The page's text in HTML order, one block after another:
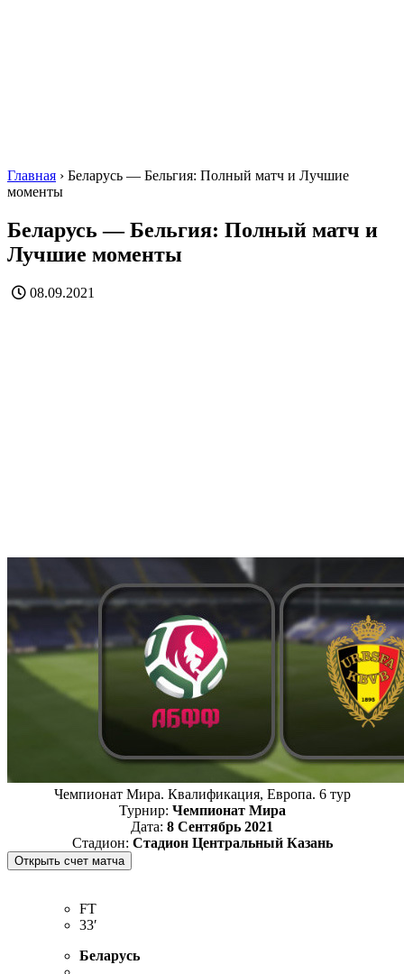
Главная › Беларусь — Бельгия: Полный матч и Лучшие
моменты
Беларусь — Бельгия: Полный матч и
Лучшие моменты
08.09.2021
Чемпионат Мира. Квалификация, Европа. 6 тур
Турнир: Чемпионат Мира
Дата: 8 Сентябрь 2021
Стадион: Стадион Центральный Казань
FT
33′
Беларусь